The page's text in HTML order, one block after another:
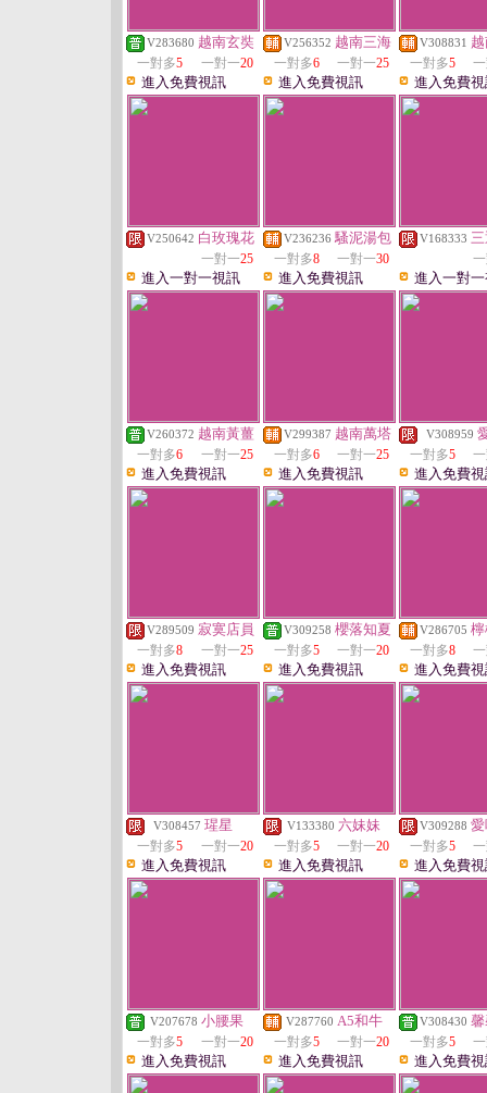
V283680 越南玄奘
一對多5 一對一20
進入免費視訊
V256352 越南三海
一對多6 一對一25
進入免費視訊
V308831
一對多5
進入免費
V250642 白玫瑰花
一對一25
進入一對一視訊
V236236 騷泥湯包
一對多8 一對一30
進入免費視訊
V168333
進入一對
V260372 越南黃薑
一對多6 一對一25
進入免費視訊
V299387 越南萬塔
一對多6 一對一25
進入免費視訊
V308959
一對多5
進入免費
V289509 寂寞店員
一對多8 一對一25
進入免費視訊
V309258 櫻落知夏
一對多5 一對一20
進入免費視訊
V286705
一對多8
進入免費
V308457 瑆星
一對多5 一對一20
進入免費視訊
V133380 六妹妹
一對多5 一對一20
進入免費視訊
V309288
一對多5
進入免費
V207678 小腰果
一對多5 一對一20
進入免費視訊
V287760 A5和牛
一對多5 一對一20
進入免費視訊
V308430
一對多5
進入免費